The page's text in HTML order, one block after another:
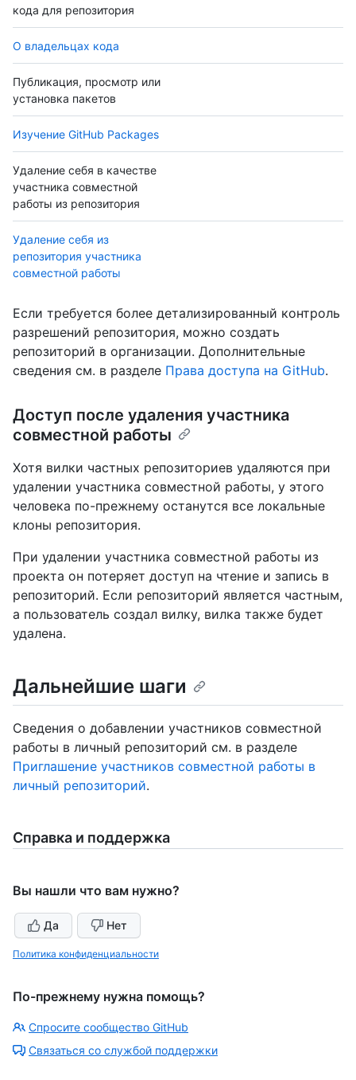
кода для репозитория
О владельцах кода
Публикация, просмотр или
установка пакетов
Изучение GitHub Packages
Удаление себя в качестве
участника совместной
работы из репозитория
Удаление себя из
репозитория участника
совместной работы
Если требуется более детализированный контроль
разрешений репозитория, можно создать
репозиторий в организации. Дополнительные
сведения см. в разделе Права доступа на GitHub.
Доступ после удаления участника
совместной работы
Хотя вилки частных репозиториев удаляются при
удалении участника совместной работы, у этого
человека по-прежнему останутся все локальные
клоны репозитория.
При удалении участника совместной работы из
проекта он потеряет доступ на чтение и запись в
репозиторий. Если репозиторий является частным,
а пользователь создал вилку, вилка также будет
удалена.
Дальнейшие шаги
Сведения о добавлении участников совместной
работы в личный репозиторий см. в разделе
Приглашение участников совместной работы в
личный репозиторий.
Справка и поддержка
Вы нашли что вам нужно?
Да Нет
Политика конфиденциальности
По-прежнему нужна помощь?
Спросите сообщество GitHub
Связаться со службой поддержки